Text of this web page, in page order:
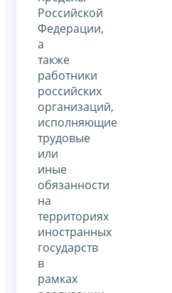
Российской
Федерации,
а
также
работники
российских
организаций,
исполняющие
трудовые
или
иные
обязанности
на
территориях
иностранных
государств
в
рамках